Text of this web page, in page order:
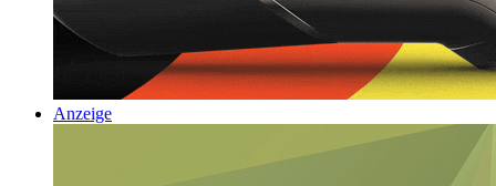
Anzeige